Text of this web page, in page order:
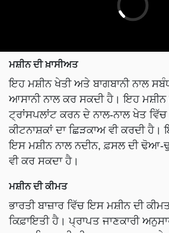
ਇਹ ਮਸ਼ੀਨ ਖੇਤੀ ਅਤੇ ਬਾਗਬਾਨੀ ਨਾਲ
ਆਸਾਨੀ ਨਾਲ ਕਰ ਸਕਦੀ ਹੈ। ਇਹ
ਟ੍ਰਾਂਸਪਲਾਂਟ ਕਰਨ ਦੇ ਨਾਲ-ਨਾਲ ਖੇਤ
ਕੀਟਨਾਸ਼ਕਾਂ ਦਾ ਛਿੜਕਾਅ ਵੀ ਕਰਦੀ ਹੈ।
ਇਸ ਮਸ਼ੀਨ ਨਾਲ ਨਦੀਨ, ਫ਼ਸਲ ਦੀ
ਵੀ ਕਰ ਸਕਦਾ ਹੈ।
ਭਾਰਤੀ ਬਾਜ਼ਾਰ ਵਿੱਚ ਇਸ ਮਸ਼ੀਨ ਦੀ
ਕਿਫ਼ਾਇਤੀ ਹੈ। ਪ੍ਰਾਪਤ ਜਾਣਕਾਰੀ
ਪਾਵਰ ਟਿਲਰ ਦੀ ਕੀਮਤ 50 ਹਜ਼ਾਰ